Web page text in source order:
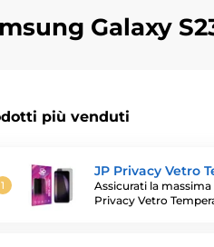
Galaxy
più venduti
JP Privacy Vetro
Assicurati la
Privacy Vetro